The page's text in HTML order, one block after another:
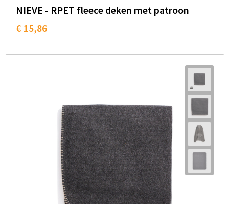
NIEVE - RPET fleece deken met patroon
€ 15,86